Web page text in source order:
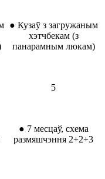
● Кузаў з загружаным
хэтчбекам (з
панарамным люкам)
5
● 7 месцаў, схема
размяшчэння 2+2+3